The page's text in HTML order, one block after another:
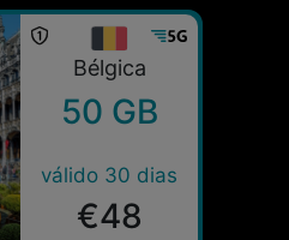
Bélgica
50 GB
válido 30 dias
€48